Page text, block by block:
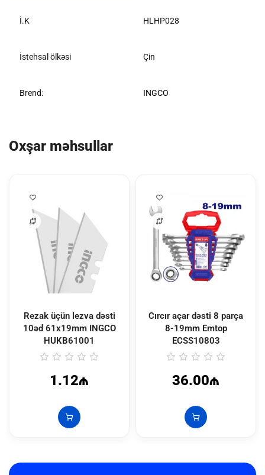
İ.K HLHP028
İstehsal ölkəsi Çin
Brend: INGCO
Oxşar məhsullar
Rezak üçün lezva dəsti
10əd 61x19mm INGCO
HUKB61001
1.12₼
Cırcır açar dəsti 8 parça
8-19mm Emtop
ECSS10803
36.00₼